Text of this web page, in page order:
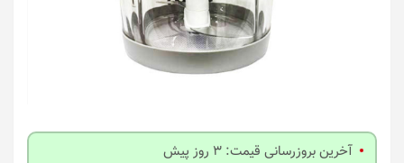
آخرین بروزرسانی قیمت: 3 روز پیش